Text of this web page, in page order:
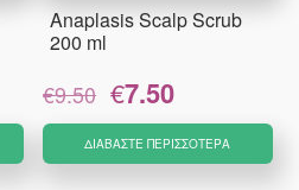
Anaplasis Scalp Scrub
200 ml
€9.50
Original
price
was:
€9.50.
€7.50
τιμή
είναι:
ΔΙΑΒΆΣΤΕ ΠΕΡΙΣΣΌΤΕΡΑ